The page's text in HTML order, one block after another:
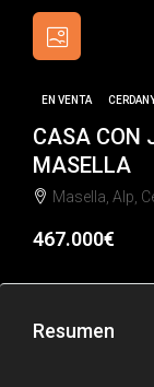
EN VENTA
CASA CON
MASELLA
Masella, Alp,
467.000€
Resumen